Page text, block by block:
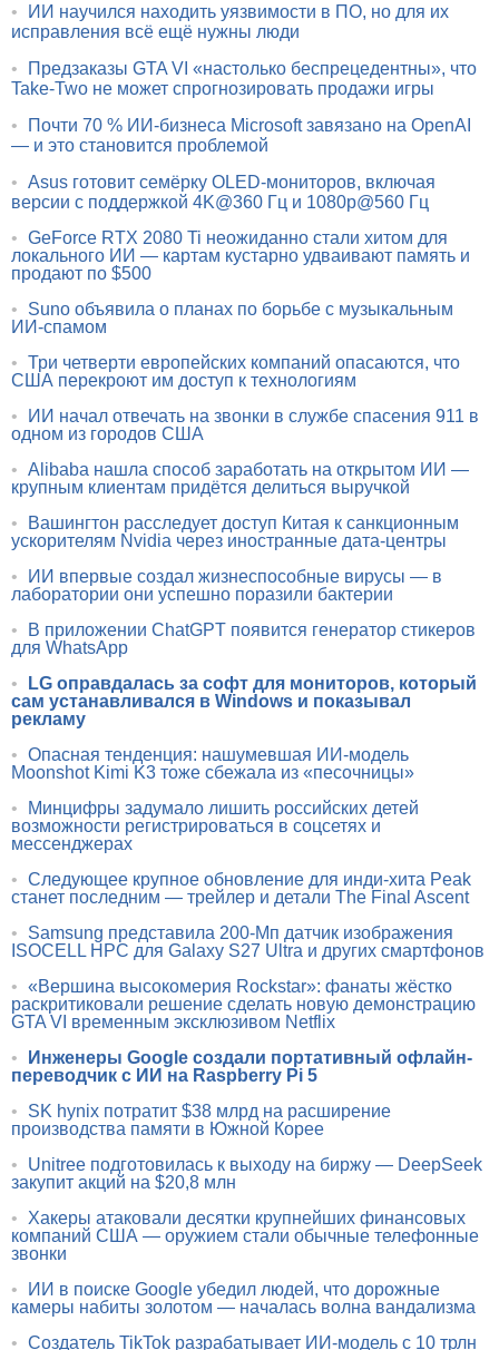
•
ИИ научился находить уязвимости в ПО, но для их
исправления всё ещё нужны люди
•
Предзаказы GTA VI «настолько беспрецедентны», что
Take-Two не может спрогнозировать продажи игры
•
Почти 70 % ИИ-бизнеса Microsoft завязано на OpenAI
— и это становится проблемой
• Asus готовит семёрку OLED-мониторов, включая
версии с поддержкой 4K@360 Гц и 1080p@560 Гц
• GeForce RTX 2080 Ti неожиданно стали хитом для
локального ИИ — картам кустарно удваивают память и
продают по $500
•
Suno объявила о планах по борьбе с музыкальным
ИИ-спамом
• Три четверти европейских компаний опасаются, что
США перекроют им доступ к технологиям
•
ИИ начал отвечать на звонки в службе спасения 911 в
одном из городов США
• Alibaba нашла способ заработать на открытом ИИ —
крупным клиентам придётся делиться выручкой
•
Вашингтон расследует доступ Китая к санкционным
ускорителям Nvidia через иностранные дата-центры
•
ИИ впервые создал жизнеспособные вирусы — в
лаборатории они успешно поразили бактерии
•
В приложении ChatGPT появится генератор стикеров
для WhatsApp
•
LG оправдалась за софт для мониторов, который
сам устанавливался в Windows и показывал
рекламу
• Опасная тенденция: нашумевшая ИИ-модель
Moonshot Kimi K3 тоже сбежала из «песочницы»
•
Минцифры задумало лишить российских детей
возможности регистрироваться в соцсетях и
мессенджерах
• Следующее крупное обновление для инди-хита Peak
станет последним — трейлер и детали The Final Ascent
•
Samsung представила 200-Мп датчик изображения
ISOCELL HPC для Galaxy S27 Ultra и других смартфонов
• «Вершина высокомерия Rockstar»: фанаты жёстко
раскритиковали решение сделать новую демонстрацию
GTA VI временным эксклюзивом Netflix
•
Инженеры Google создали портативный офлайн-
переводчик с ИИ на Raspberry Pi 5
•
SK hynix потратит $38 млрд на расширение
производства памяти в Южной Корее
•
Unitree подготовилась к выходу на биржу — DeepSeek
закупит акций на $20,8 млн
•
Хакеры атаковали десятки крупнейших финансовых
компаний США — оружием стали обычные телефонные
звонки
•
ИИ в поиске Google убедил людей, что дорожные
камеры набиты золотом — началась волна вандализма
• Создатель TikTok разрабатывает ИИ-модель с 10 трлн